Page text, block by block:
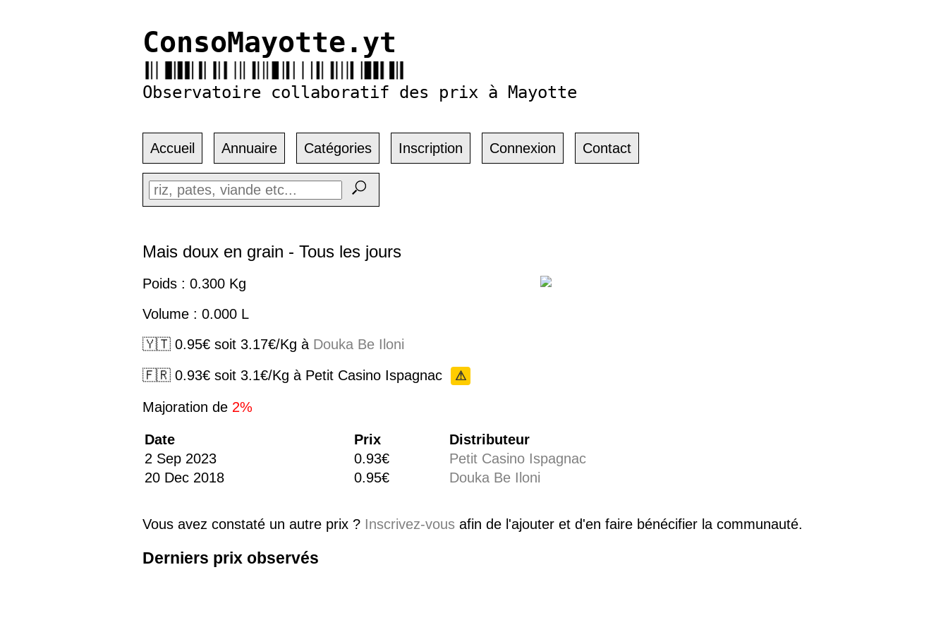
ConsoMayotte.yt
Observatoire collaboratif des prix à Mayotte
Accueil Annuaire Catégories Inscription Connexion Contact
Mais doux en grain - Tous les jours
Poids : 0.300 Kg
Volume : 0.000 L
🇾🇹 0.95€ soit 3.17€/Kg à Douka Be Iloni
🇫🇷 0.93€ soit 3.1€/Kg à Petit Casino Ispagnac
⚠
Majoration de 2%
Date Prix
Distributeur
2 Sep 2023
0.93€
Petit Casino Ispagnac
20 Dec 2018
0.95€ Douka Be Iloni
Vous avez constaté un autre prix ? Inscrivez-vous afin de l'ajouter et d'en faire bénécifier la communauté.
Derniers prix observés